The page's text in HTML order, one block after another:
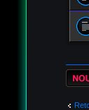
Écrire
sujet